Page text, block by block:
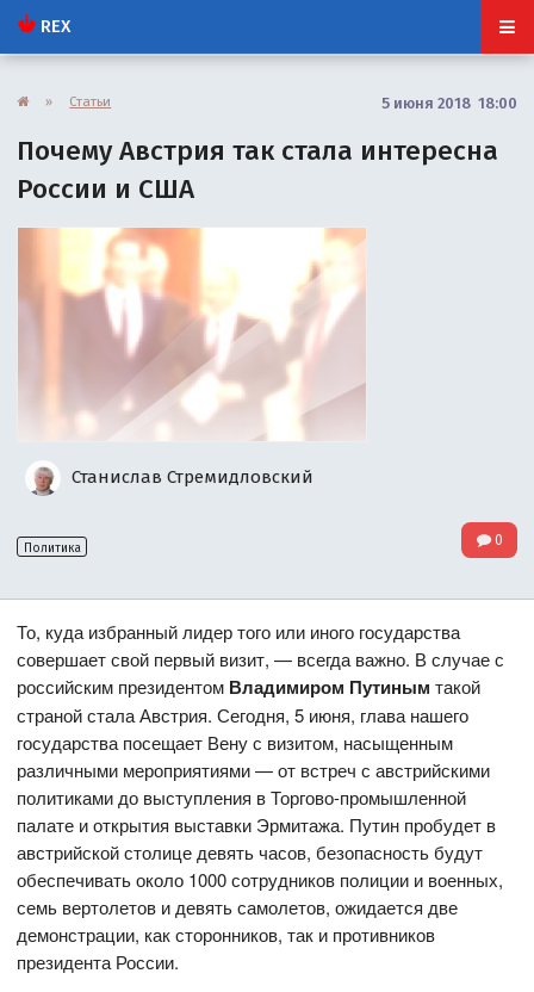
REX
» Статьи 5 июня 2018 18:00
Почему Австрия так стала интересна
России и США
Станислав Стремидловский
Политика 0
То, куда избранный лидер того или иного государства
совершает свой первый визит, — всегда важно. В случае с
российским президентом Владимиром Путиным такой
страной стала Австрия. Сегодня, 5 июня, глава нашего
государства посещает Вену с визитом, насыщенным
различными мероприятиями — от встреч с австрийскими
политиками до выступления в Торгово-промышленной
палате и открытия выставки Эрмитажа. Путин пробудет в
австрийской столице девять часов, безопасность будут
обеспечивать около 1000 сотрудников полиции и военных,
семь вертолетов и девять самолетов, ожидается две
демонстрации, как сторонников, так и противников
президента России.